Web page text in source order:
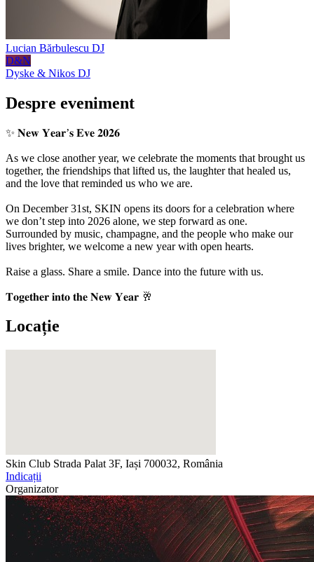
Lucian Bărbulescu DJ
D&N
Dyske & Nikos DJ
Despre eveniment
✨ 𝐍𝐞𝐰 𝐘𝐞𝐚𝐫’𝐬 𝐄𝐯𝐞 𝟐𝟎𝟐𝟔
As we close another year, we celebrate the moments that brought us
together, the friendships that lifted us, the laughter that healed us,
and the love that reminded us who we are.
On December 31st, SKIN opens its doors for a celebration where
we don’t step into 2026 alone, we step forward as one.
Surrounded by music, champagne, and the people who make our
lives brighter, we welcome a new year with open hearts.
Raise a glass. Share a smile. Dance into the future with us.
𝐓𝐨𝐠𝐞𝐭𝐡𝐞𝐫 𝐢𝐧𝐭𝐨 𝐭𝐡𝐞 𝐍𝐞𝐰 𝐘𝐞𝐚𝐫 🥂
Locație
Skin Club Strada Palat 3F, Iași 700032, România
Indicații
Organizator